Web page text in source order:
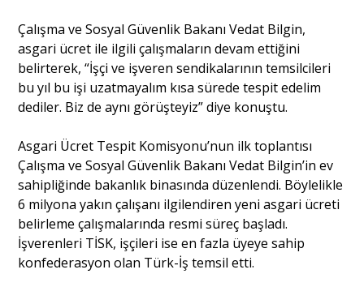
Söyleşi
Yazı Dizisi
Portre
Yazarlar
Çalışma ve Sosyal Güvenlik Bakanı Vedat Bilgin,
asgari ücret ile ilgili çalışmaların devam ettiğini
belirterek, “İşçi ve işveren sendikalarının temsilcileri
bu yıl bu işi uzatmayalım kısa sürede tespit edelim
dediler. Biz de aynı görüşteyiz” diye konuştu.
Asgari Ücret Tespit Komisyonu’nun ilk toplantısı
Çalışma ve Sosyal Güvenlik Bakanı Vedat Bilgin’in ev
sahipliğinde bakanlık binasında düzenlendi. Böylelikle
6 milyona yakın çalışanı ilgilendiren yeni asgari ücreti
belirleme çalışmalarında resmi süreç başladı.
İşverenleri TİSK, işçileri ise en fazla üyeye sahip
konfederasyon olan Türk-İş temsil etti.